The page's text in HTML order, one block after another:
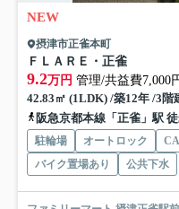
NEW
摂津市正雀本町
ＦＬＡＲＥ・正雀
9.2万円 管理/共益費7,000
42.83㎡ (1LDK) /築12年 /3階
阪急京都本線「正雀」駅
駐輪場 オートロック
バイク置場あり
公共下水